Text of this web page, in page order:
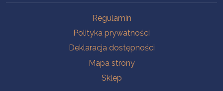
Regulamin
Polityka prywatności
Deklaracja dostępności
Mapa strony
Sklep